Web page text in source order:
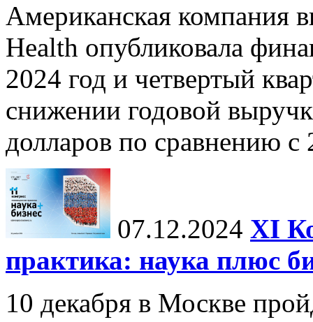
Американская компания
Health опубликовала
2024 год и четвертый
снижении годовой
долларов по сравнению с
07.12.2024 ХI
практика: наука плюс
10 декабря в Москве